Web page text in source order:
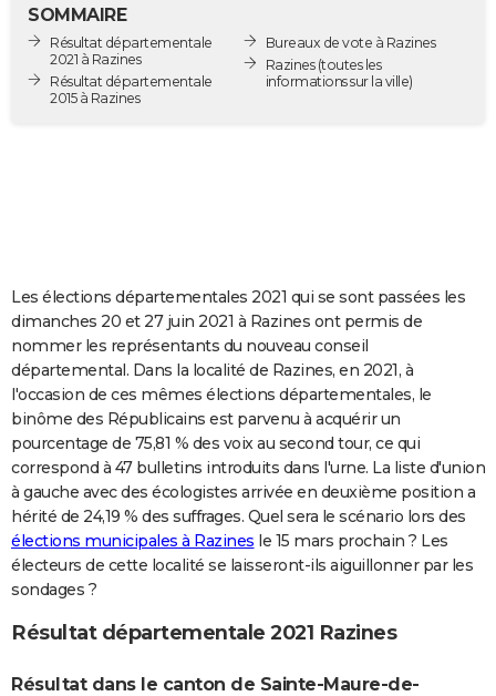
Destinations
City break
Voyage nature
Voyage de noces
Forum
Climat
GUIDES D'ACHAT
COPAINS D'AVANT
Se connecter
Entreprises
Service militaire
Avis de recherche
AVIS DE DÉCÈS
FORUM
Bricolage
Lifestyle
Culture
Sport
Auto
Television
Voyage
Cinema
SOMMAIRE
Résultat départementale
2021 à Razines
Résultat départementale
2015 à Razines
Bureaux de vote à Razines
Razines(toutes les
informations sur la ville)
Les élections départementales 2021 qui se sont passées les
dimanches 20 et 27 juin 2021 à Razines ont permis de
nommer les représentants du nouveau conseil
départemental. Dans la localité de Razines, en 2021, à
l'occasion de ces mêmes élections départementales, le
binôme des Républicains est parvenu à acquérir un
pourcentage de 75,81 % des voix au second tour, ce qui
correspond à 47 bulletins introduits dans l'urne. La liste d'union
à gauche avec des écologistes arrivée en deuxième position a
hérité de 24,19 % des suffrages. Quel sera le scénario lors des
élections municipales à Razines le 15 mars prochain ? Les
électeurs de cette localité se laisseront-ils aiguillonner par les
sondages ?
Résultat départementale 2021 Razines
Résultat dans le canton de Sainte-Maure-de-